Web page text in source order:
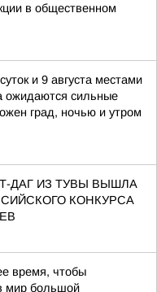
в общественном
и 9 августа местами
ожидаются сильные
град, ночью и утром
ДАГ ИЗ ТУВЫ ВЫШЛА
КОНКУРСА
время, чтобы
мир большой